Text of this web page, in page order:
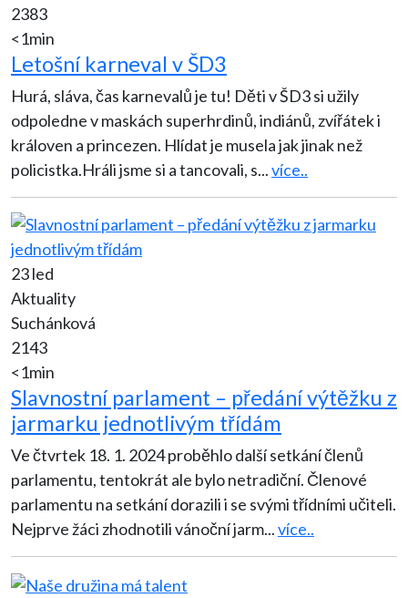
2383
<1min
Letošní karneval v ŠD3
Hurá, sláva, čas karnevalů je tu! Děti v ŠD3 si užily
odpoledne v maskách superhrdinů, indiánů, zvířátek i
královen a princezen. Hlídat je musela jak jinak než
policistka.Hráli jsme si a tancovali, s...více..
23 led
Aktuality
Suchánková
2143
<1min
Slavnostní parlament – předání výtěžku z
jarmarku jednotlivým třídám
Ve čtvrtek 18. 1. 2024 proběhlo další setkání členů
parlamentu, tentokrát ale bylo netradiční. Členové
parlamentu na setkání dorazili i se svými třídními učiteli.
Nejprve žáci zhodnotili vánoční jarm...více..